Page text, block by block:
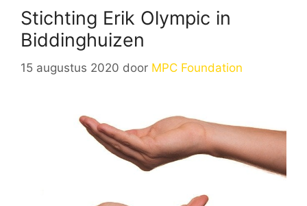
Stichting Erik Olympic in
Biddinghuizen
15 augustus 2020 door MPC Foundation